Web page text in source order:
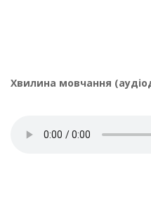
Хвилина мовчання